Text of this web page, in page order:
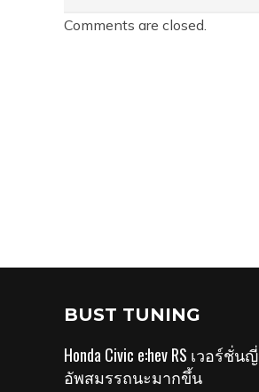
Comments are closed.
BUST TUNING
Honda Civic e:hev RS เวอร์
อัพสมรรถนะมากขึ้น